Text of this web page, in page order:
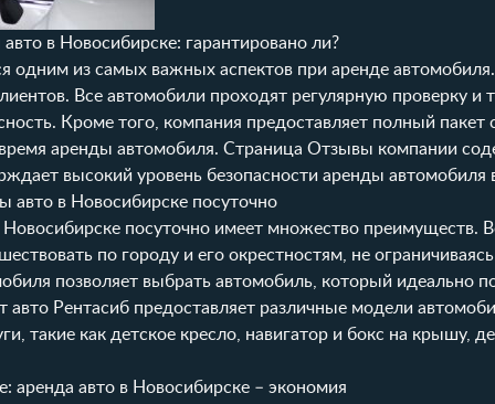
в Новосибирске: гарантировано ли?
одним из самых важных аспектов при аренде
Все автомобили проходят регулярную проверку и
Кроме того, компания предоставляет полный
аренды автомобиля. Страница Отзывы компании
высокий уровень безопасности аренды автомобиля
авто в Новосибирске посуточно
посуточно имеет множество преимуществ.
по городу и его окрестностям, не
позволяет выбрать автомобиль, который идеально
авто Рентасиб предоставляет различные модели
такие как детское кресло, навигатор и бокс на крышу,
аренда авто в Новосибирске – экономия